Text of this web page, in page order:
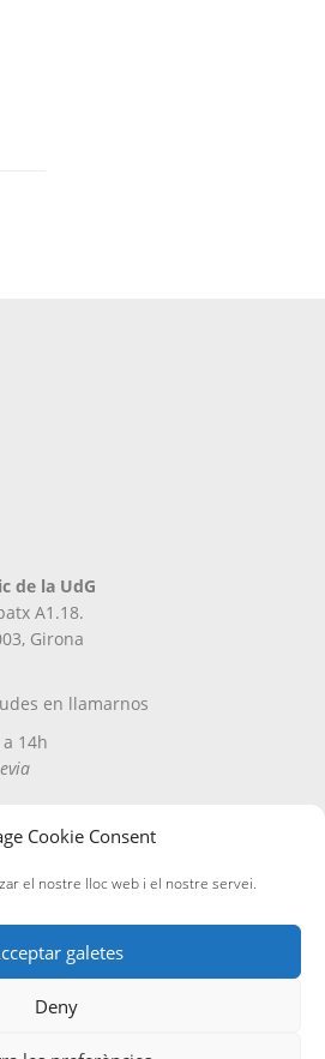
Cookie Consent
el nostre lloc web i el nostre servei.
galetes
Deny
de la UdG
A1.18.
Girona
en llamarnos
14h